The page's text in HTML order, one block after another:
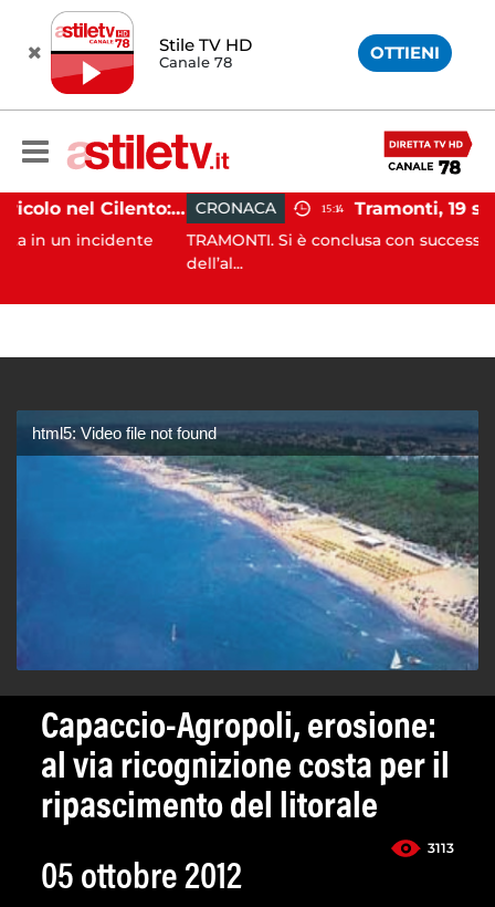
Stile TV HD
Canale 78 OTTIENI
Incidente agricolo nel Cilento: trattore si ribalta, muore 71enne CRONACA 15:14
TRAMONTI. Si è conclusa con successo, alle
html5: Video file not found
Capaccio-Agropoli, erosione:
al via ricognizione costa per il
ripascimento del litorale
3113
05 ottobre 2012